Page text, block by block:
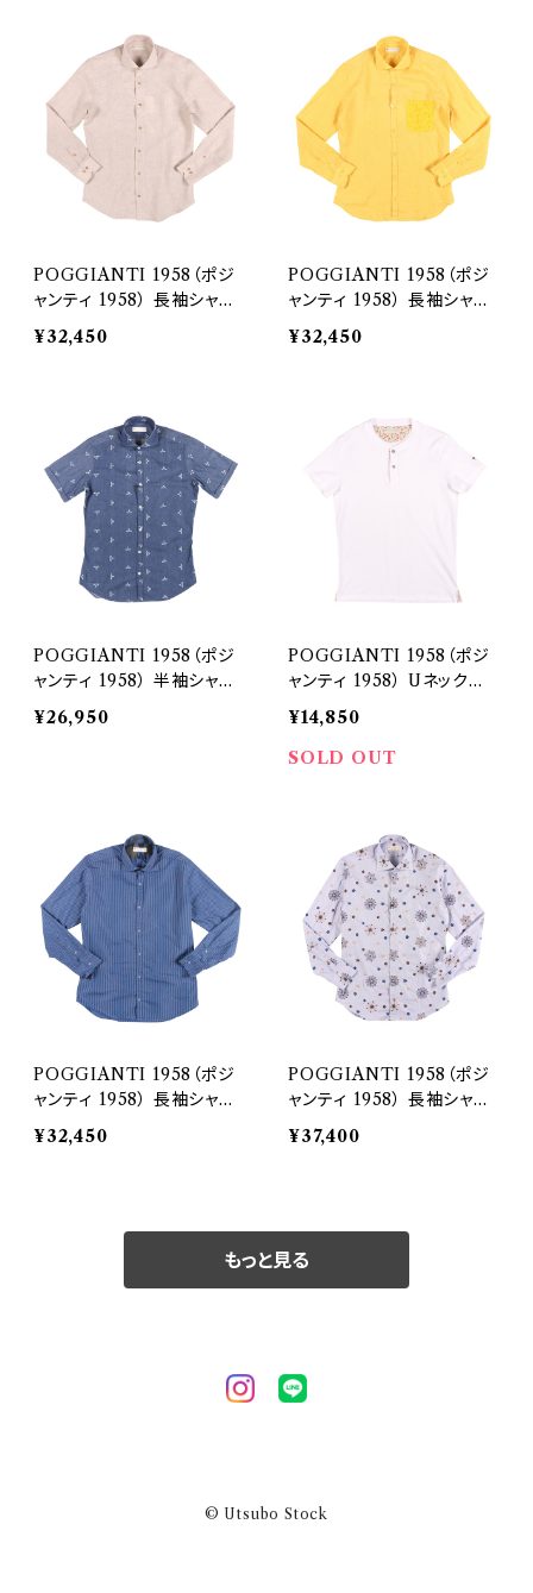
POGGIANTI 1958（ポジ
ャンティ 1958） 長袖シャツ
391E21-02 25329
¥32,450
POGGIANTI 1958（ポジ
ャンティ 1958） 長袖シャツ
390E21-02 25335
¥32,450
POGGIANTI 1958（ポジ
ャンティ 1958） 半袖シャツ
420E21-02 25341
¥26,950
POGGIANTI 1958（ポジ
ャンティ 1958） Uネック半
袖Tシャツ SERAFINO 25
361
¥14,850
SOLD OUT
POGGIANTI 1958（ポジ
ャンティ 1958） 長袖シャツ
QUIESA 26777
¥32,450
POGGIANTI 1958（ポジ
ャンティ 1958） 長袖シャツ
FIRENZE 26783
¥37,400
もっと見る
© Utsubo Stock